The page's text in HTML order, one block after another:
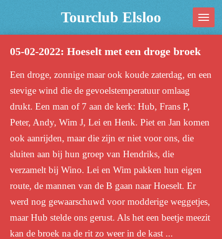
de
Tourclub Elsloo
05-02-2022: Hoeselt met een droge broek
Een droge, zonnige maar ook koude zaterdag, en een
stevige wind die de gevoelstemperatuur omlaag
drukt. Een man of 7 aan de kerk: Hub, Frans P,
Peter, Andy, Wim J, Lei en Henk. Piet en Jan komen
ook aanrijden, maar die zijn er niet voor ons, die
sluiten aan bij hun groep van Hendriks, die
verzamelt bij Wino. Lei en Wim pakken hun eigen
route, de mannen van de B gaan naar Hoeselt. Er
werd nog gewaarschuwd voor modderige weggetjes,
maar Hub stelde ons gerust. Als het een beetje meezit
kan de broek na de rit zo weer in de kast ...